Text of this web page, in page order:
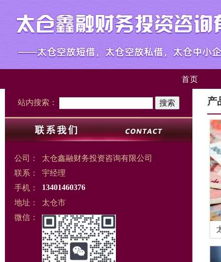
首页
站内搜索：
公司：
太仓鑫融财务投资咨询有限公司
联系：
宇经理
手机：
13401460376
地址：
太仓市
微信：
产